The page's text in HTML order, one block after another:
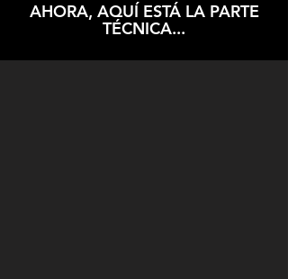
AHORA, AQUÍ ESTÁ LA PARTE
TÉCNICA...